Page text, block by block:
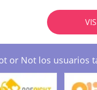
or Not los usuarios